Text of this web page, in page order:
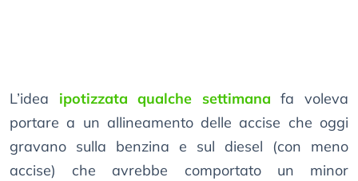
L’idea ipotizzata qualche settimana fa voleva
portare a un allineamento delle accise che oggi
gravano sulla benzina e sul diesel (con meno
accise) che avrebbe comportato un minor